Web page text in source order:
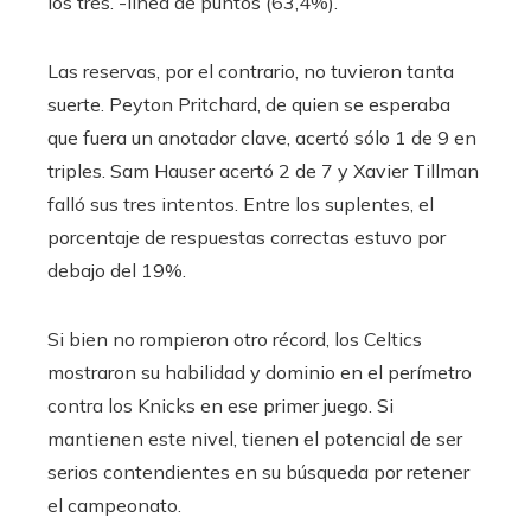
Las reservas, por el contrario, no tuvieron tanta
suerte. Peyton Pritchard, de quien se esperaba
que fuera un anotador clave, acertó sólo 1 de 9 en
triples. Sam Hauser acertó 2 de 7 y Xavier Tillman
falló sus tres intentos. Entre los suplentes, el
porcentaje de respuestas correctas estuvo por
debajo del 19%.
Si bien no rompieron otro récord, los Celtics
mostraron su habilidad y dominio en el perímetro
contra los Knicks en ese primer juego. Si
mantienen este nivel, tienen el potencial de ser
serios contendientes en su búsqueda por retener
el campeonato.